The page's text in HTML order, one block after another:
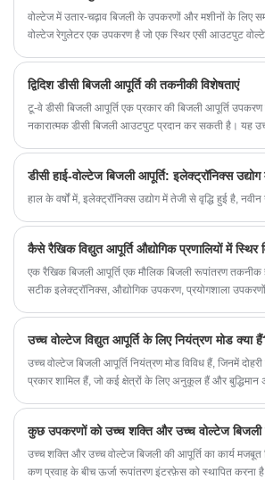
वोल्टेज में उतार-चढ़ाव बिजली के उपकरणों और मशीनों के लिए
वोल्टेज रेगुलेटर एक उपकरण है जो एक स्थिर एसी आउटपुट
द्विदिश डीसी बिजली आपूर्ति की तकनीकी विशेषताएं
टू-वे डीसी बिजली आपूर्ति एक प्रकार की बिजली आपूर्ति
नकारात्मक डीसी बिजली आउटपुट प्रदान कर सकती है। यह
वातावरणों की बिजली आवश्यकताओं को पूरा किया जा सके।
हाल के वर्षों में, इलेक्ट्रॉनिक्स उद्योग में तेजी से वृद्धि हुई है,
कैसे रैखिक विद्युत आपूर्ति औद्योगिक प्रणालियों में स्थिर
एक रैखिक बिजली आपूर्ति एक मौलिक बिजली रूपांतरण
सटीक इलेक्ट्रॉनिक्स, औद्योगिक उपकरण, प्रयोगशाला
अनुप्रयोगों में क्यों आवश्यक बनी हुई है। यह इंजीनियरों और
मदद करने के लिए व्यावहारिक चयन मार्गदर्शन, रखरखाव युक्तियाँ
प्रदान करता है।
उच्च वोल्टेज विद्युत आपूर्ति के लिए नियंत्रण मोड क्या
उच्च वोल्टेज बिजली आपूर्ति नियंत्रण मोड विविध हैं, जिनमें
प्रकार शामिल हैं, जो कई क्षेत्रों के लिए अनुकूल हैं और
उच्च शक्ति और उच्च वोल्टेज बिजली की आपूर्ति का कार्य मजबूत
कण प्रवाह के बीच ऊर्जा रूपांतरण इंटरफ़ेस को स्थापित करना